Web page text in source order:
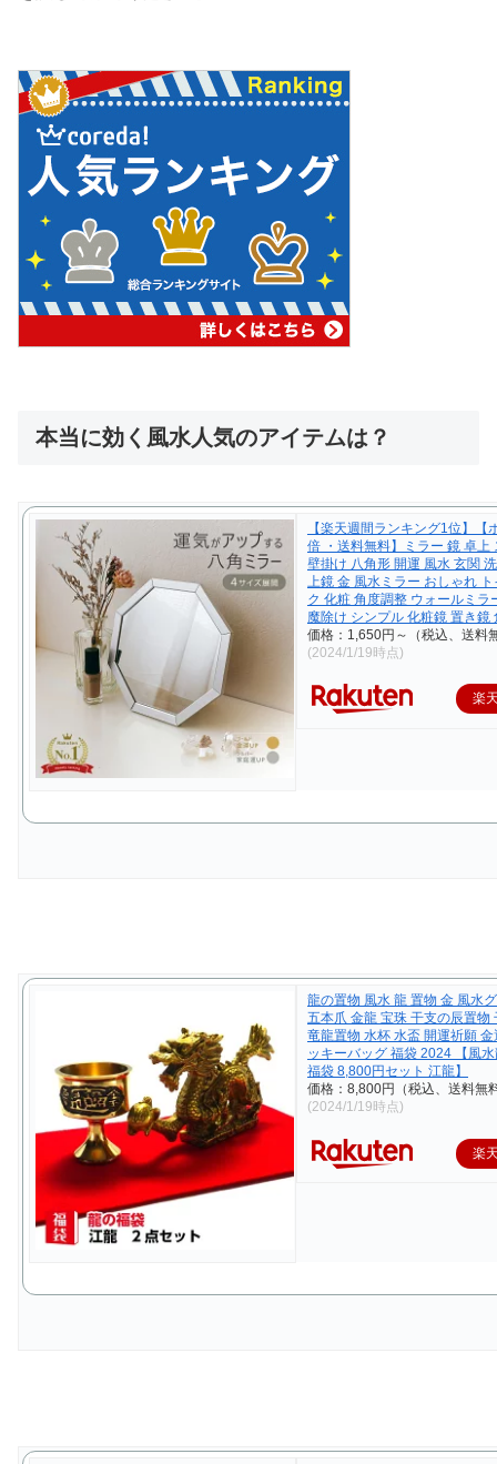
本当に効く風水人気のアイテムは？
【楽天週間ランキング1位】【
倍 ・送料無料】ミラー 鏡 卓上
壁掛け 八角形 開運 風水 玄関
上鏡 金 風水ミラー おしゃれ
ク 化粧 角度調整 ウォールミラ
魔除け シンプル 化粧鏡 置き鏡
価格：1,650円～（税込、送料
(2024/1/19時点)
楽
龍の置物 風水 龍 置物 金 風水
五本爪 金龍 宝珠 干支の辰置物
竜龍置物 水杯 水盃 開運祈願
ッキーバッグ 福袋 2024 【風
福袋 8,800円セット 江龍】
価格：8,800円（税込、送料無
(2024/1/19時点)
楽